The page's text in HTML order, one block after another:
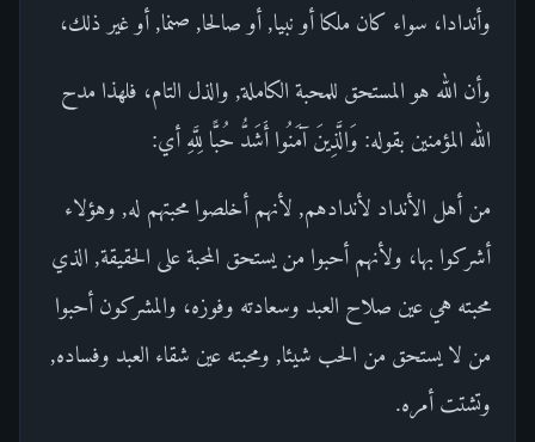
وأندادا، سواء كان ملكا أو نبيا, أو صالحا, صنما, أو غير ذلك،
وأن الله هو المستحق للمحبة الكاملة, والذل التام، فلهذا مدح
الله المؤمنين بقوله: وَالَّذِينَ آمَنُوا أَشَدُّ حُبًّا لِلَّهِ أي:
من أهل الأنداد لأندادهم, لأنهم أخلصوا محبتهم له, وهؤلاء
أشركوا بها، ولأنهم أحبوا من يستحق المحبة على الحقيقة, الذي
محبته هي عين صلاح العبد وسعادته وفوزه، والمشركون أحبوا
من لا يستحق من الحب شيئا, ومحبته عين شقاء العبد وفساده,
وتشتت أمره.